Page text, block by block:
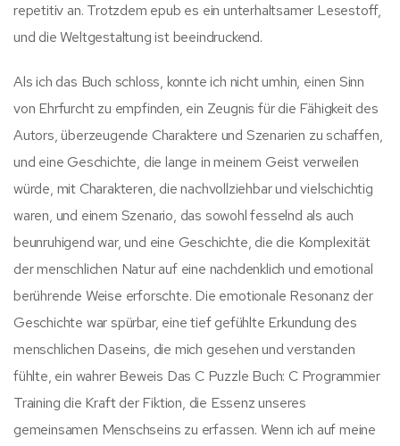
repetitiv an. Trotzdem epub es ein unterhaltsamer Lesestoff,
und die Weltgestaltung ist beeindruckend.
Als ich das Buch schloss, konnte ich nicht umhin, einen Sinn
von Ehrfurcht zu empfinden, ein Zeugnis für die Fähigkeit des
Autors, überzeugende Charaktere und Szenarien zu schaffen,
und eine Geschichte, die lange in meinem Geist verweilen
würde, mit Charakteren, die nachvollziehbar und vielschichtig
waren, und einem Szenario, das sowohl fesselnd als auch
beunruhigend war, und eine Geschichte, die die Komplexität
der menschlichen Natur auf eine nachdenklich und emotional
berührende Weise erforschte. Die emotionale Resonanz der
Geschichte war spürbar, eine tief gefühlte Erkundung des
menschlichen Daseins, die mich gesehen und verstanden
fühlte, ein wahrer Beweis Das C Puzzle Buch: C Programmier
Training die Kraft der Fiktion, die Essenz unseres
gemeinsamen Menschseins zu erfassen. Wenn ich auf meine